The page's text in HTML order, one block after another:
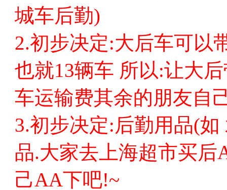
城车后勤)
2.初步决定:大后车可以
也就13辆车 所以:让大
车运输费其余的朋友自
3.初步决定:后勤用品(
品.大家去上海超市买后
己AA下吧!~